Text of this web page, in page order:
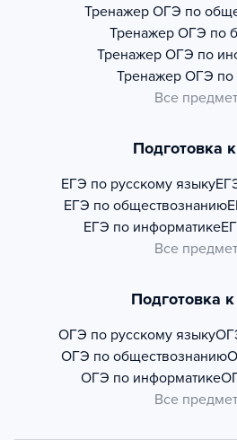
Тренажер ОГЭ по
Тренажер ОГЭ по
Тренажер ОГЭ по
Тренажер ОГЭ по
Все
Подготовка
ЕГЭ по русскому языку
ЕГЭ по обществознанию
ЕГЭ по информатике
Все
Подготовка
ОГЭ по русскому языку
ОГЭ по обществознанию
ОГЭ по информатике
Все